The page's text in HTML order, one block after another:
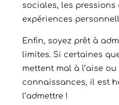
sociales, les pressions
expériences
Enfin, soyez prêt à
limites. Si certaines
mettent mal à l’aise
connaissances, il est
l’admettre !